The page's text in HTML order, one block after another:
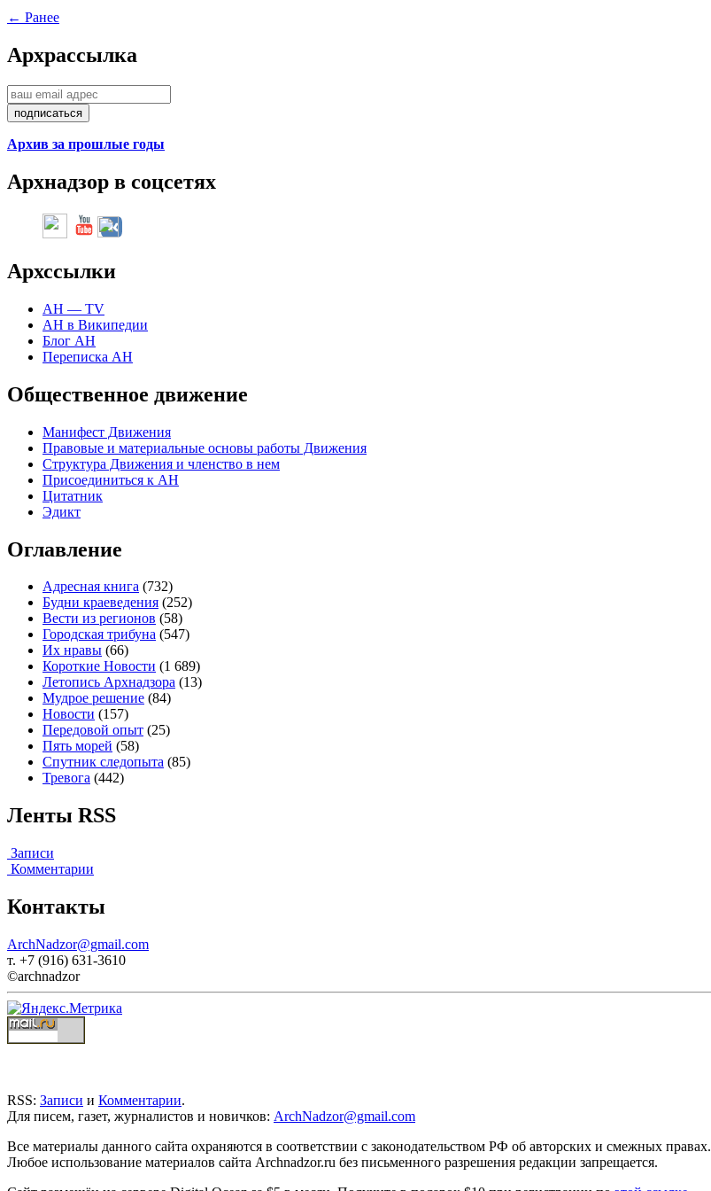
← Ранее
Архрассылка
Архив за прошлые годы
Архнадзор в соцсетях
Архссылки
АН — TV
АН в Википедии
Блог АН
Переписка АН
Общественное движение
Манифест Движения
Правовые и материальные основы работы Движения
Структура Движения и членство в нем
Присоединиться к АН
Цитатник
Эдикт
Оглавление
Адресная книга (732)
Будни краеведения (252)
Вести из регионов (58)
Городская трибуна (547)
Их нравы (66)
Короткие Новости (1 689)
Летопись Архнадзора (13)
Мудрое решение (84)
Новости (157)
Передовой опыт (25)
Пять морей (58)
Спутник следопыта (85)
Тревога (442)
Ленты RSS
Записи
Комментарии
Контакты
ArchNadzor@gmail.com
т. +7 (916) 631-3610
©archnadzor
RSS: Записи и Комментарии.
Для писем, газет, журналистов и новичков: ArchNadzor@gmail.com
Все материалы данного сайта охраняются в соответствии с законодательством РФ об авторских и смежных правах.
Любое использование материалов сайта Archnadzor.ru без письменного разрешения редакции запрещается.